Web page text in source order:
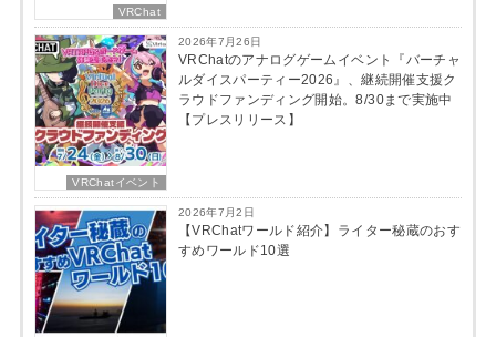
VRChat
VRChatイベント
2026年7月26日
VRChatのアナログゲームイベント『バーチャ
ルダイスパーティー2026』、継続開催支援ク
ラウドファンディング開始。8/30まで実施中
【プレスリリース】
2026年7月2日
【VRChatワールド紹介】ライター秘蔵のおす
すめワールド10選